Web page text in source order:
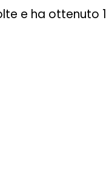
e ha ottenuto 1